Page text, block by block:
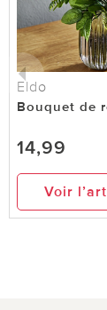
Eldo
Bouquet de
14,99
Voir